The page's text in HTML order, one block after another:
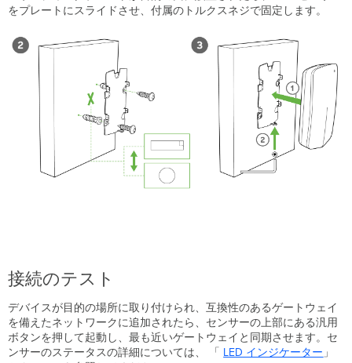
他
をプレートにスライドさせ、付属のトルクスネジで固定します。
接続のテスト
デバイスが目的の場所に取り付けられ、互換性のあるゲートウェイ
を備えたネットワークに追加されたら、センサーの上部にある汎用
ボタンを押して起動し、最も近いゲートウェイと同期させます。 セ
ンサーのステータスの詳細については、 「 LED インジケーター 」